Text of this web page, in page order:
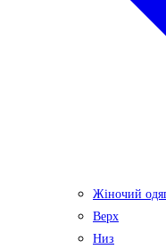
Жіночий
Верх
Низ